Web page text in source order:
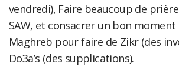
vendredi), Faire beaucoup de
SAW, et consacrer un bon moment
Maghreb pour faire de Zikr (des
Do3a’s (des supplications).